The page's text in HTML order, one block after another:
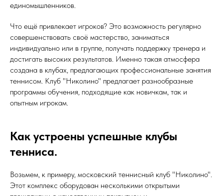
единомышленников.
Что ещё привлекает игроков? Это возможность регулярно
совершенствовать своё мастерство, заниматься
индивидуально или в группе, получать поддержку тренера и
достигать высоких результатов. Именно такая атмосфера
создана в клубах, предлагающих профессиональные занятия
теннисом. Клуб "Николино" предлагает разнообразные
программы обучения, подходящие как новичкам, так и
опытным игрокам.
Как устроены успешные клубы
тенниса.
Возьмем, к примеру, московский теннисный клуб "Николино".
Этот комплекс оборудован несколькими открытыми